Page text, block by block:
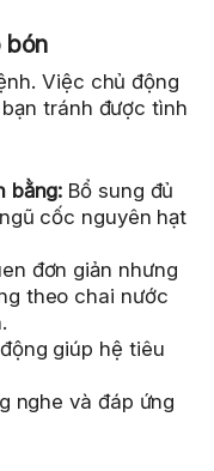
bón
Việc chủ động
tránh được tình
bằng: Bổ sung đủ
cốc nguyên hạt
đơn giản nhưng
theo chai nước
giúp hệ tiêu
nghe và đáp ứng